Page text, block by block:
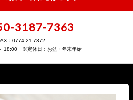
3187-7363
：0774-21-7372
18:00 ※定休日：お盆・年末年始